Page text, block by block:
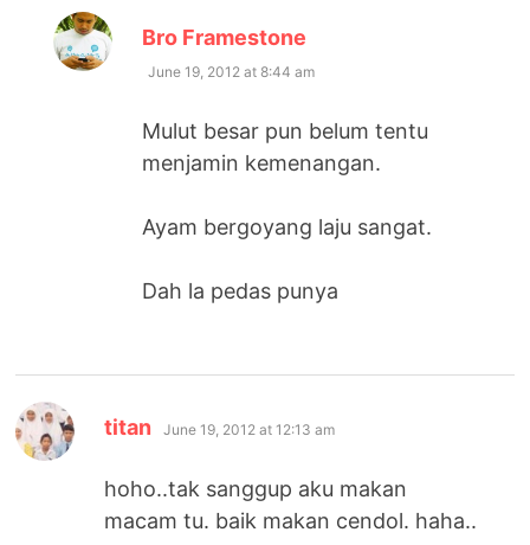
Bro Framestone
June 19, 2012 at 8:44 am
Mulut besar pun belum tentu
menjamin kemenangan.
Ayam bergoyang laju sangat.
Dah la pedas punya
titan says:
June 19, 2012 at 12:13 am
hoho..tak sanggup aku makan
macam tu. baik makan cendol. haha..